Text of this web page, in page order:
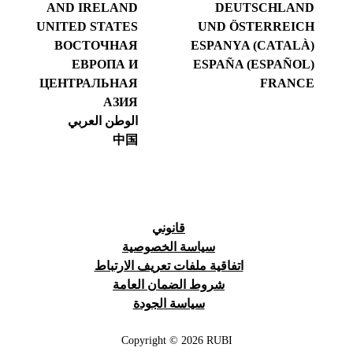
DEUTSCHLAND
UND ÖSTERREICH
ESPANYA (CATALÀ)
ESPAÑA (ESPAÑOL)
FRANCE
AND IRELAND
UNITED STATES
ВОСТОЧНАЯ
ЕВРОПА И
ЦЕНТРАЛЬНАЯ
АЗИЯ
الوطن العربي
中国
قانوني
سياسة الخصوصية
اتفاقية ملفات تعريف الارتباط
شروط الضمان العامة
سياسة الجودة
Copyright © 2026 RUBI